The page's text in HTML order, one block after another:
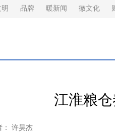
品牌 暖新闻 徽文化
江淮粮
： 许昊杰